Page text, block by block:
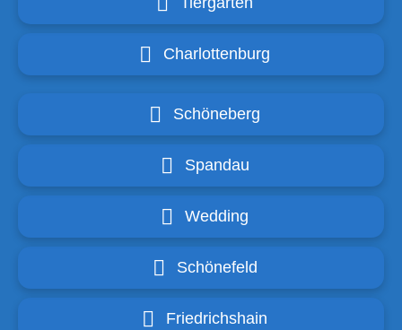
Charlottenburg
Schöneberg
Spandau
Wedding
Schönefeld
Friedrichshain